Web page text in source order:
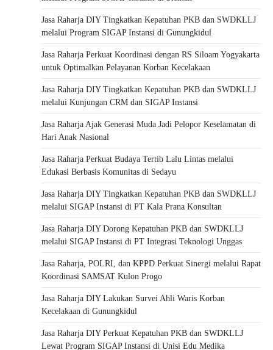
Jasa Raharja DIY Tingkatkan Kepatuhan PKB dan SWDKLLJ
melalui Program SIGAP Instansi di Gunungkidul
Jasa Raharja Perkuat Koordinasi dengan RS Siloam Yogyakarta
untuk Optimalkan Pelayanan Korban Kecelakaan
Jasa Raharja DIY Tingkatkan Kepatuhan PKB dan SWDKLLJ
melalui Kunjungan CRM dan SIGAP Instansi
Jasa Raharja Ajak Generasi Muda Jadi Pelopor Keselamatan di
Hari Anak Nasional
Jasa Raharja Perkuat Budaya Tertib Lalu Lintas melalui
Edukasi Berbasis Komunitas di Sedayu
Jasa Raharja DIY Tingkatkan Kepatuhan PKB dan SWDKLLJ
melalui SIGAP Instansi di PT Kala Prana Konsultan
Jasa Raharja DIY Dorong Kepatuhan PKB dan SWDKLLJ
melalui SIGAP Instansi di PT Integrasi Teknologi Unggas
Jasa Raharja, POLRI, dan KPPD Perkuat Sinergi melalui Rapat
Koordinasi SAMSAT Kulon Progo
Jasa Raharja DIY Lakukan Survei Ahli Waris Korban
Kecelakaan di Gunungkidul
Jasa Raharja DIY Perkuat Kepatuhan PKB dan SWDKLLJ
Lewat Program SIGAP Instansi di Unisi Edu Medika